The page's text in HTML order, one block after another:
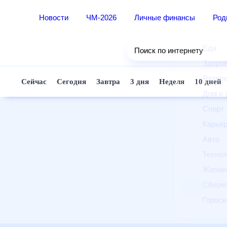
Новости ЧМ-2026 Личные финансы
Поиск по интернету
Сейчас Сегодня Завтра 3 дня Неделя 10